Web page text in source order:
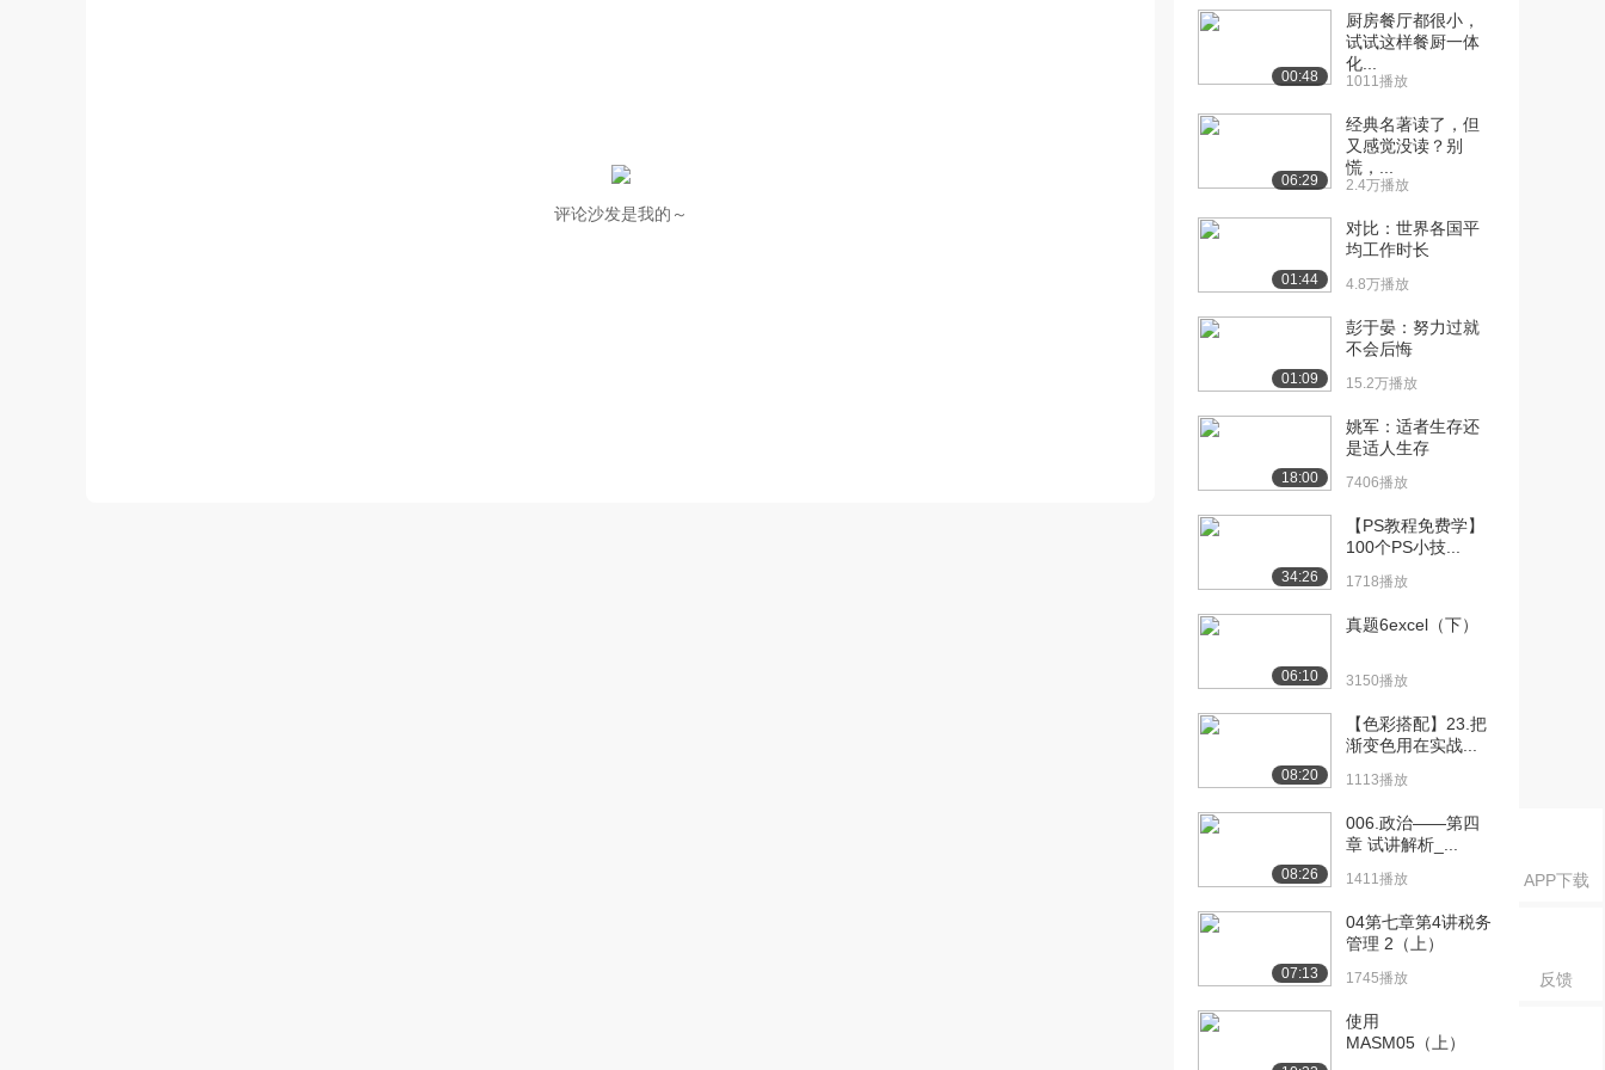
APP下载
反馈
评论沙发是我的～
程调用
1207播放
[11] 07-Eureka-提供者与
1460播放
[12] 08-Eureka-eureka
704播放
[13] 09-Eureka-搭建
1276播放
[14] 10-Eureka-服务注册
643播放
[15] 11-Eureka-服务发现 05:03
原理（...
原理（...
策略（...
[19] 13-Ribbon-负载均衡
策略（...
[20] 14-Ribbon-饥饿加载
1246播放
Nac...
1086播放
[22] 16-Nacos-快速入门
00:48
厨房餐厅都很小，
试试这样餐厨一体
化...
1011播放
06:29
经典名著读了，但
又感觉没读？别
慌，...
2.4万播放
01:44
对比：世界各国平
均工作时长
4.8万播放
01:09
彭于晏：努力过就
不会后悔
15.2万播放
18:00
姚军：适者生存还
是适人生存
7406播放
34:26
【PS教程免费学】
100个PS小技...
1718播放
06:10
真题6excel（下）
3150播放
08:20
【色彩搭配】23.把
渐变色用在实战...
1113播放
08:26
006.政治——第四
章 试讲解析_...
1411播放
07:13
04第七章第4讲税务
管理 2（上）
1745播放
使用
MASM05（上）